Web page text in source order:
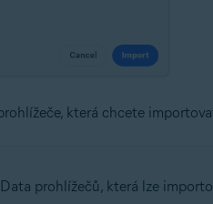
která chcete
Data prohlížečů, která lze